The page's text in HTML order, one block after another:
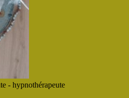
- hypnothérapeute